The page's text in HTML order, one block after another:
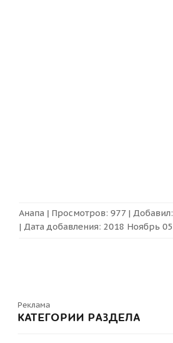
Анапа | Просмотров: 977 | Добавил:
| Дата добавления: 2018 Ноябрь 05
Реклама
КАТЕГОРИИ РАЗДЕЛА